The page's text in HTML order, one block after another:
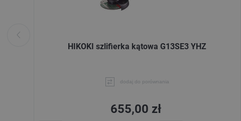
HIKOKI szlifierka kątowa G13SE3 YHZ
dodaj do porównania
655,00 zł